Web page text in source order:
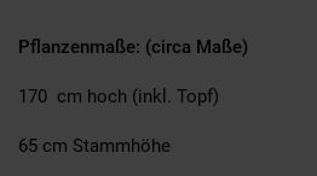
Pflanzenmaße: (circa Maße)
170 cm hoch (inkl. Topf)
65 cm Stammhöhe